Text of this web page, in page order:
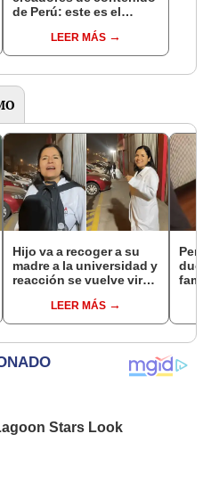
de Perú: este es el
llegar a cobrar por 1.000
vistas
LEER MÁS
Hijo va a recoger a su
madre a la universidad y
reacción se vuelve viral:
ciclo, no seas tumba la
fiesta"
LEER MÁS